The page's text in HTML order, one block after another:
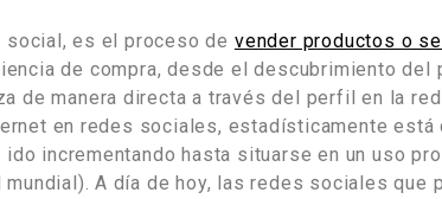
social, es el proceso de vender productos o
de compra, desde el descubrimiento del
de manera directa a través del perfil en la
en redes sociales, estadísticamente está
incrementando hasta situarse en un uso
A día de hoy, las redes sociales que